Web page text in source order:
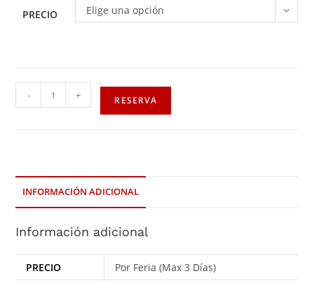
PRECIO Elige una opción
- + RESERVA
INFORMACIÓN ADICIONAL
Información adicional
PRECIO Por Feria (Max 3 Días)